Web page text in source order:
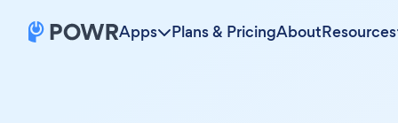
Apps Plans & PricingAboutResources